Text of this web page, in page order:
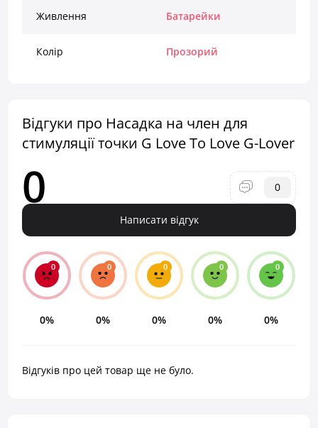
Живлення Батарейки
Колір Прозорий
Відгуки про Насадка на член для
стимуляції точки G Love To Love G-Lover
0 0
Написати відгук
0
0%
0
0%
0
0%
0
0%
0
0%
Відгуків про цей товар ще не було.